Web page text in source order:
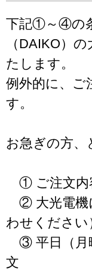
下記①～④の
（DAIKO）
たします。
例外的に、ご
す。
お急ぎの方、
① ご注文内
② 大光電機
わせください
③ 平日（月
文